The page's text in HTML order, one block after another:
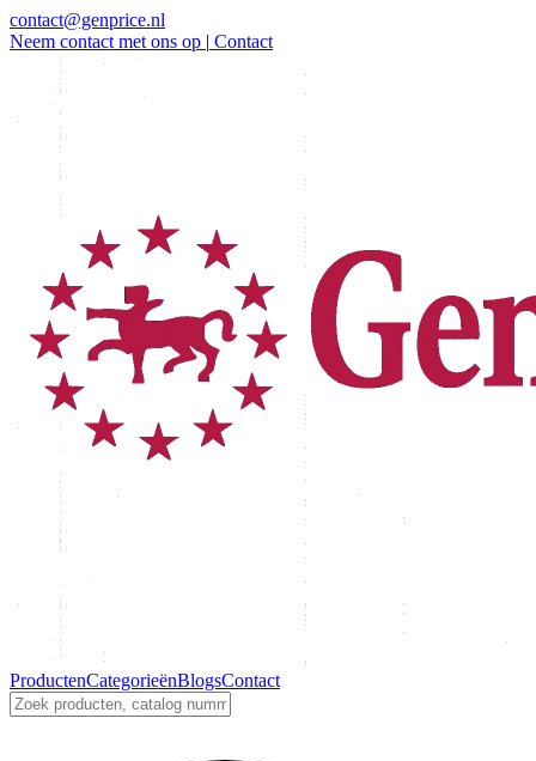
contact@genprice.nl
Neem contact met ons op | Contact
ProductenCategorieënBlogsContact